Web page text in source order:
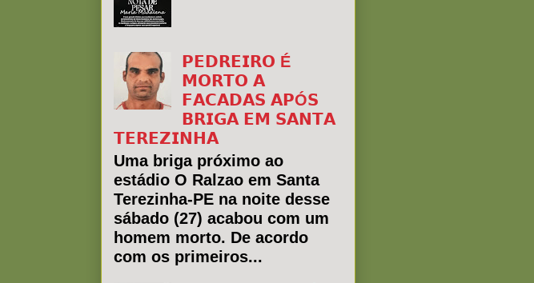
𝗣𝗘𝗗𝗥𝗘𝗜𝗥𝗢 É
𝗠𝗢𝗥𝗧𝗢 𝗔
𝗙𝗔𝗖𝗔𝗗𝗔𝗦 𝗔𝗣Ó𝗦
𝗕𝗥𝗜𝗚𝗔 𝗘𝗠 𝗦𝗔𝗡𝗧𝗔
𝗧𝗘𝗥𝗘𝗭𝗜𝗡𝗛𝗔
Uma briga próximo ao
estádio O Ralzao em Santa
Terezinha-PE na noite desse
sábado (27) acabou com um
homem morto. De acordo
com os primeiros...